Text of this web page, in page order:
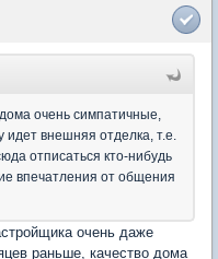
очень симпатичные,
внешняя отделка, т.е.
отписаться кто-нибудь
впечатления от общения
очень даже
раньше, качество дома